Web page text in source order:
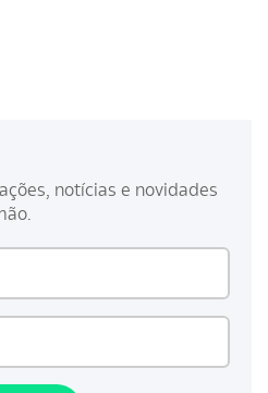
notícias e novidades